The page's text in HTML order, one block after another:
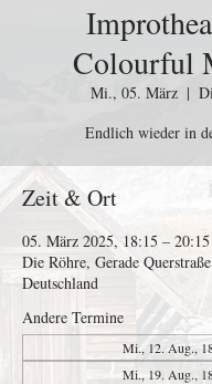
Colourful
Mi., 05. März
  |
Endlich wieder in
Zeit & Ort
05. März 2025, 18:15 – 20:15
Die Röhre, Gerade
Deutschland
Andere Termine
Mi., 12. Aug.,
Mi., 19. Aug.,